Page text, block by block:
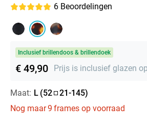
6 Beoordelingen
Inclusief brillendoos & brillendoek
€ 49,90 Prijs is inclusief glazen
Maat: L (52 21-145)
Nog maar9 frames op voorraad